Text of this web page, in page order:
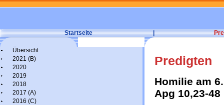
Startseite |
Übersicht
2021 (B)
2020
2019
2018
2017 (A)
2016 (C)
Predigten
Homilie am
Apg 10,23-48